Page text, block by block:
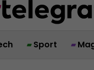
Sport